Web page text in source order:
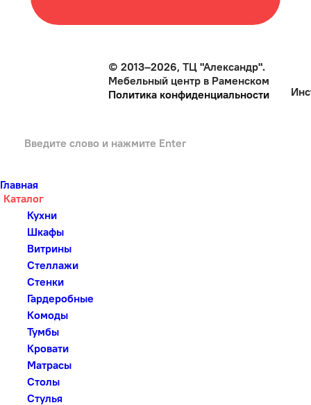
© 2013–2026, ТЦ "Александр".
Мебельный центр в Раменском
Политика конфиденциальности
Главная
Каталог
Кухни
Шкафы
Витрины
Стеллажи
Стенки
Гардеробные
Комоды
Тумбы
Кровати
Матрасы
Столы
Стулья